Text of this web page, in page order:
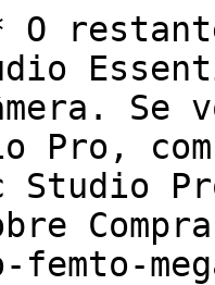
Se
Pro, com
femto-